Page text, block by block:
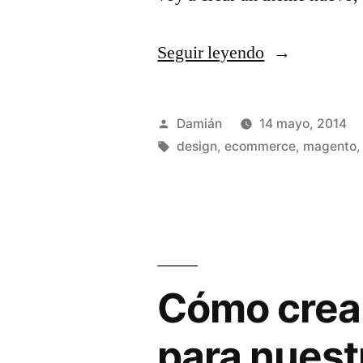
Seguir leyendo«Herencias
themes
en
Publicado
por
Damián 14 mayo, 2014
Etiquetas:
design,ecommerce, magento
Cómo